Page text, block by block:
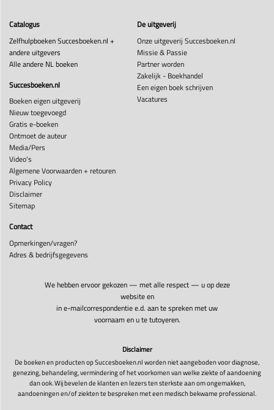
Catalogus
Zelfhulpboeken Succesboeken.nl +
andere uitgevers
Alle andere NL boeken
Succesboeken.nl
Boeken eigen uitgeverij
Nieuw toegevoegd
Gratis e-boeken
Ontmoet de auteur
Media/Pers
Video's
Algemene Voorwaarden + retouren
Privacy Policy
Disclaimer
Sitemap
De uitgeverij
Onze uitgeverij Succesboeken.nl
Missie & Passie
Partner worden
Zakelijk - Boekhandel
Een eigen boek schrijven
Vacatures
Contact
Opmerkingen/vragen?
Adres & bedrijfsgegevens
We hebben ervoor gekozen — met alle respect — u op deze
website en
in e-mailcorrespondentie e.d. aan te spreken met uw
voornaam en u te tutoyeren.
Disclaimer
De boeken en producten op Succesboeken.nl worden niet aangeboden voor diagnose,
genezing, behandeling, vermindering of het voorkomen van welke ziekte of aandoening
dan ook. Wij bevelen de klanten en lezers ten sterkste aan om ongemakken,
aandoeningen en/of ziekten te bespreken met een medisch bekwame professional.